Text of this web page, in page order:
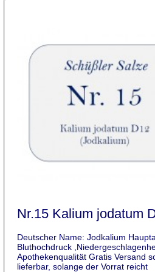
Nr.15 Kalium jodatum
Deutscher Name: Jodkalium
Bluthochdruck
Apothekenqualität Gratis Versand
lieferbar, solange der Vorrat reicht